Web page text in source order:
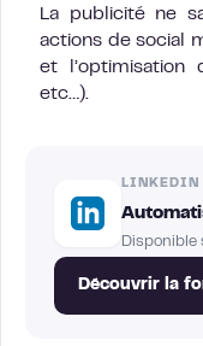
La publicité ne
actions de social
et l’optimisation
etc…).
LINKEDIN
Disponible
Découvrir la